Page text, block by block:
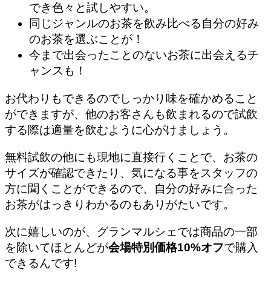
でき色々と試しやすい。
同じジャンルのお茶を飲み比べる自分の好み
のお茶を選ぶことが！
今まで出会ったことのないお茶に出会えるチ
ャンスも！
お代わりもできるのでしっかり味を確かめること
ができますが、他のお客さんも飲まれるので試飲
する際は適量を飲むように心がけましょう。
無料試飲の他にも現地に直接行くことで、 お茶の
サイズが確認できたり、気になる事をスタッフの
方に聞くことができるので、自分の好みに合った
お茶がはっきりわかるのもありがたいです。
次に嬉しいのが、グランマルシェでは商品の一部
を除いてほとんどが会場特別価格10%オフで購入
できるんです!